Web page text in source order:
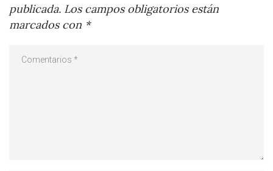
publicada. Los campos obligatorios están
marcados con *